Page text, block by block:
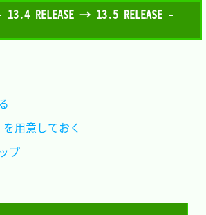
RELEASE → 13.5 RELEASE -